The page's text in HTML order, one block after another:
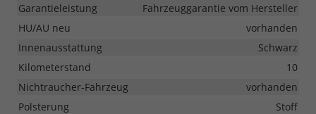
Garantieleistung
Fahrzeuggarantie vom Hersteller
HU/AU neu
vorhanden
Innenausstattung
Schwarz
Kilometerstand
10
Nichtraucher-Fahrzeug
vorhanden
Polsterung
Stoff